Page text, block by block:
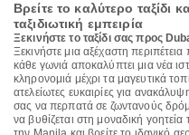
Βρείτε το καλύτερο ταξίδι
ταξιδιωτική εμπειρία
Ξεκινήστε το ταξίδι σας προς
Ξεκινήστε μια αξέχαστη
κάθε γωνιά αποκαλύπτει μια νέα
κληρονομιά μέχρι τα μαγευτικά
ατελείωτες ευκαιρίες για
σας να περπατά σε ζωντανούς
να βυθίζεται στη μοναδική